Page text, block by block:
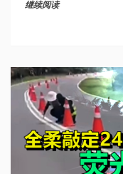
继续阅读